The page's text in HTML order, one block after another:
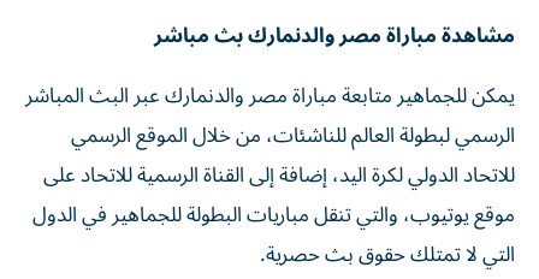
مشاهدة مباراة مصر والدنمارك بث مباشر
يمكن للجماهير متابعة مباراة مصر والدنمارك عبر البث المباشر
الرسمي لبطولة العالم للناشئات، من خلال الموقع الرسمي
للاتحاد الدولي لكرة اليد، إضافة إلى القناة الرسمية للاتحاد على
موقع يوتيوب، والتي تنقل مباريات البطولة للجماهير في الدول
التي لا تمتلك حقوق بث حصرية.